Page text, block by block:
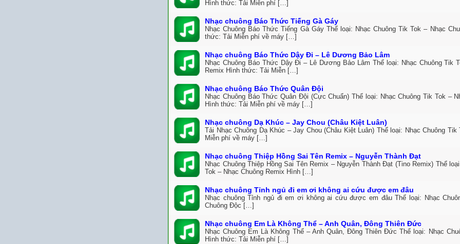
Hình thức: Tải Miễn phí […]
Nhạc chuông Báo Thức Tiếng Gà Gáy
Nhạc Chuông Báo Thức Tiếng Gà Gáy Thể loại: Nhạc Chuông Tik Tok – Nhạc
thức: Tải Miễn phí về máy […]
Nhạc chuông Báo Thức Dậy Đi – Lê Dương Bảo Lâm
Nhạc Chuông Báo Thức Dậy Đi – Lê Dương Bảo Lâm Thể loại: Nhạc Chuông Tik
Remix Hình thức: Tải Miễn […]
Nhạc chuông Báo Thức Quân Đội
Nhạc Chuông Báo Thức Quân Đội (Cực Chuẩn) Thể loại: Nhạc Chuông Tik Tok –
Hình thức: Tải Miễn phí về máy […]
Nhạc chuông Dạ Khúc – Jay Chou (Châu Kiệt Luân)
Tải Nhạc Chuông Dạ Khúc – Jay Chou (Châu Kiệt Luân) Thể loại: Nhạc Chuông
Miễn phí về máy […]
Nhạc chuông Thiệp Hồng Sai Tên Remix – Nguyễn Thành Đạt
Nhạc Chuông Thiệp Hồng Sai Tên Remix – Nguyễn Thành Đạt (Tino Remix) Thể
Tok – Nhạc Chuông Remix Hình […]
Nhạc chuông Tỉnh ngủ đi em ơi không ai cứu được em đâu
Nhạc chuông Tỉnh ngủ đi em ơi không ai cứu được em đâu Thể loại: Nhạc
Chuông Độc […]
Nhạc chuông Em Là Không Thể – Anh Quân, Đông Thiên Đức
Nhạc Chuông Em Là Không Thể – Anh Quân, Đông Thiên Đức Thể loại: Nhạc
Hình thức: Tải Miễn phí […]